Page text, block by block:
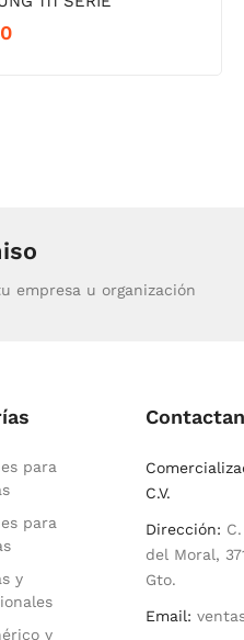
empresa u organización
para
para
y
y
C.V.
Dirección:
del Moral,
Gto.
Email: